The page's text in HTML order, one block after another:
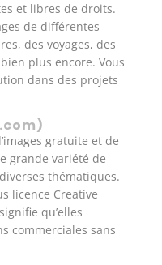
et libres de droits.
de différentes
des voyages, des
plus encore. Vous
dans des projets
)
gratuite et de
grande variété de
thématiques.
licence Creative
qu’elles
commerciales sans